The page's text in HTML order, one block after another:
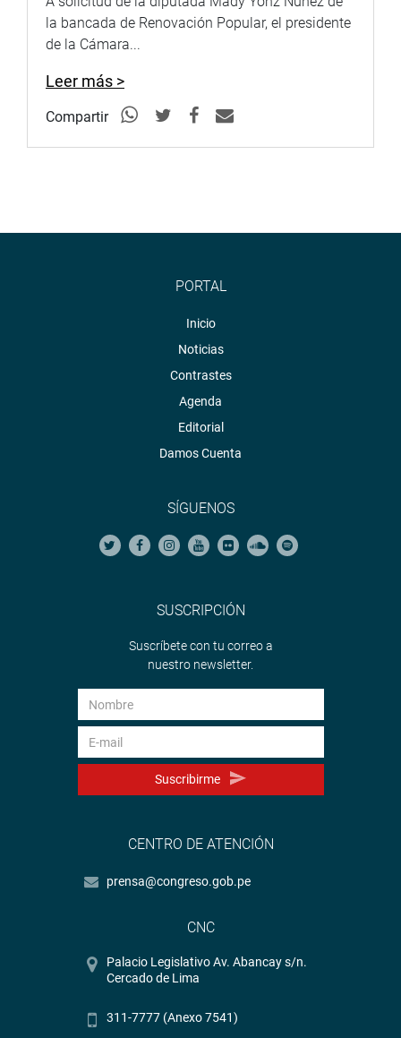
la bancada de Renovación Popular, el presidente
de la Cámara...
Leer más >
Compartir
PORTAL
Inicio
Noticias
Contrastes
Agenda
Editorial
Damos Cuenta
SÍGUENOS
SUSCRIPCIÓN
Suscríbete con tu correo a
nuestro newsletter.
Suscribirme
CENTRO DE ATENCIÓN
prensa@congreso.gob.pe
CNC
Palacio Legislativo Av. Abancay s/n.
Cercado de Lima
311-7777 (Anexo 7541)